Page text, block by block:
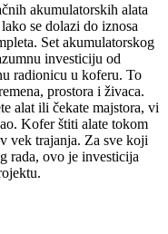
akumulatorskih alata
se dolazi do iznosa
Set akumulatorskog
investiciju od
radionicu u koferu. To
prostora i živaca.
alat ili čekate majstora, vi
Kofer štiti alate tokom
vek trajanja. Za sve koji
rada, ovo je investicija